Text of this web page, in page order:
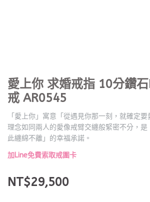
愛上你 求婚戒指 10分鑽
戒 AR0545
「愛上你」寓意「從遇見你那一刻，就確定
理念如同兩人的愛像戒臂交纏般緊密不分，是
此纏綿不離」的幸福承諾。
加Line免費索取戒圍卡
NT$29,500